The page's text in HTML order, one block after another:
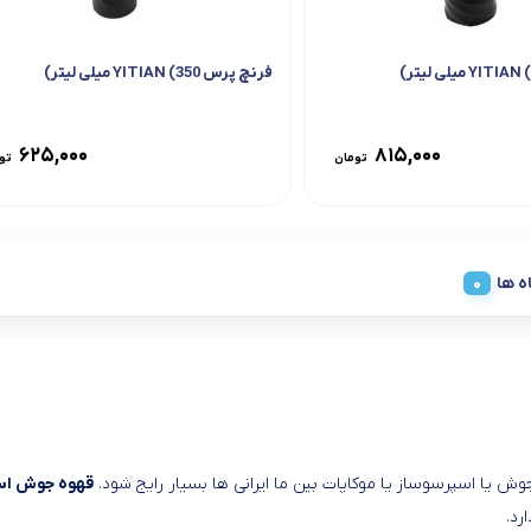
۸۱۵,۰۰۰ تومان
فرنچ پرس YITIAN (350 میلی لیتر)
۶۲۵,۰۰۰
ها
یا اسپرسوساز یا موکاپات بین ما ایرانی ها بسیار رایج شود. قهوه جوش